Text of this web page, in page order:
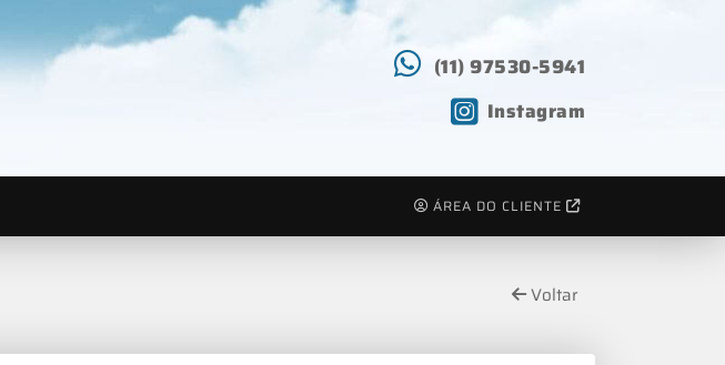
(11) 97530-5941
Instagram
ÁREA DO CLIENTE
Voltar